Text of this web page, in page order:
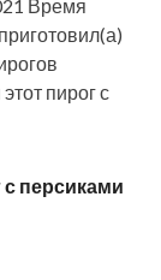
Время
пирог с
персиками